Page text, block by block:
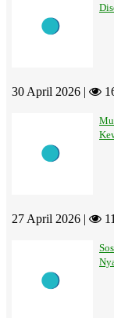
30 April 2026 |
27 April 2026 |